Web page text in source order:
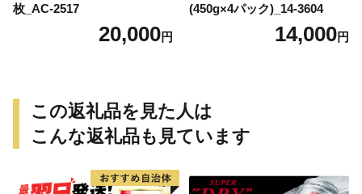
枚_AC-2517
20,000円
(450g×4パック)_14-3604
14,000円
この返礼品を見た人は
こんな返礼品も見ています